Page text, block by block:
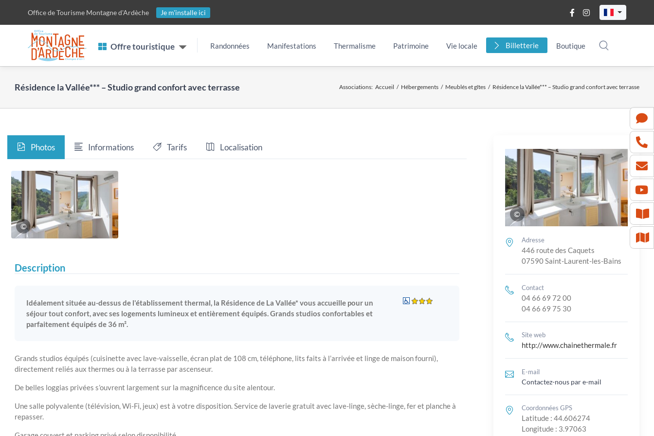
contenu
Office de Tourisme Montagne d'Ardèche Je m'installe ici
Offre touristique Randonnées Manifestations Thermalisme Patrimoine Vie locale Billetterie Boutique
Résidence la Vallée*** – Studio grand confort avec terrasse Associations: Accueil / Hébergements / Meublés et gîtes / Résidence la Vallée*** – Studio grand confort avec terrasse
Photos Informations Tarifs Localisation
©
Description
Idéalement située au-dessus de l'établissement thermal, la Résidence de La Vallée* vous accueille pour un
séjour tout confort, avec ses logements lumineux et entièrement équipés. Grands studios confortables et
parfaitement équipés de 36 m².
Grands studios équipés (cuisinette avec lave-vaisselle, écran plat de 108 cm, téléphone, lits faits à l’arrivée et linge de maison fourni),
directement reliés aux thermes ou à la terrasse par ascenseur.
De belles loggias privées s’ouvrent largement sur la magnificence du site alentour.
Une salle polyvalente (télévision, Wi-Fi, jeux) est à votre disposition. Service de laverie gratuit avec lave-linge, sèche-linge, fer et planche à
repasser.
©
Adresse
446 route des Caquets
07590 Saint-Laurent-les-Bains
Contact
04 66 69 72 00
04 66 69 75 30
Site web
http://www.chainethermale.fr
E-mail
Contactez-nous par e-mail
Coordonnées GPS
Latitude : 44.606274
Longitude : 3.97063